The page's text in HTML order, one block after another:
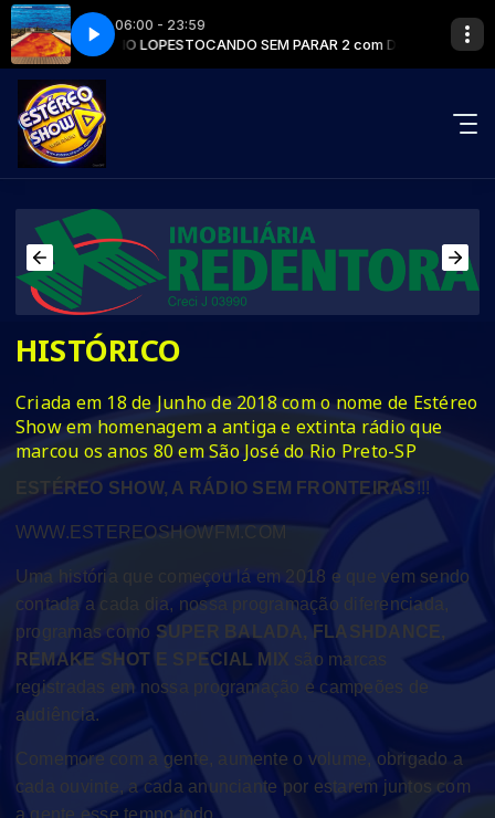
06:00 - 23:59
2 com DJ FÁBIO LOPESTOCANDO SEM PARAR 2 com DJ FÁBIO LOPES
- CALIFORNICATIONRED HOT CHILI PEPPERS - CALIFORNICATION
HISTÓRICO
Criada em 18 de Junho de 2018 com o nome de Estéreo
Show em homenagem a antiga e extinta rádio que
marcou os anos 80 em São José do Rio Preto-SP
ESTÉREO SHOW, A RÁDIO SEM FRONTEIRAS!!!
WWW.ESTEREOSHOWFM.COM
Uma história que começou lá em 2018 e que vem sendo
contada a cada dia, nossa programação diferenciada,
programas como SUPER BALADA, FLASHDANCE,
REMAKE SHOT E SPECIAL MIX são marcas
registradas em nossa programação e campeões de
audiência.
Comemore com a gente, aumente o volume, obrigado a
cada ouvinte, a cada anunciante por estarem juntos com
a gente esse tempo todo.